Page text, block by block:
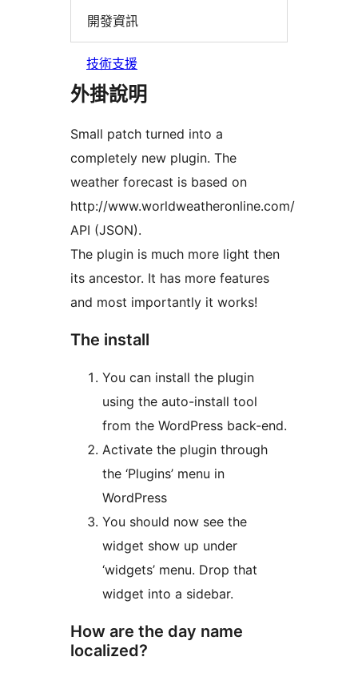
開發資訊
技術支援
外掛說明
Small patch turned into a
completely new plugin. The
weather forecast is based on
http://www.worldweatheronline.com/
API (JSON).
The plugin is much more light then
its ancestor. It has more features
and most importantly it works!
The install
You can install the plugin
using the auto-install tool
from the WordPress back-end.
Activate the plugin through
the ‘Plugins’ menu in
WordPress
You should now see the
widget show up under
‘widgets’ menu. Drop that
widget into a sidebar.
How are the day name
localized?